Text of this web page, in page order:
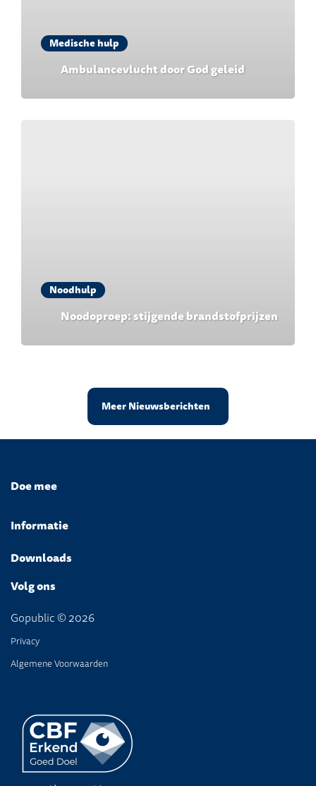
Medische hulp
Ambulancevlucht door God geleid
Noodhulp
Noodoproep: stijgende brandstofprijzen
Meer Nieuwsberichten
Doe mee
Informatie
Downloads
Volg ons
Gopublic © 2026
Privacy
Algemene Voorwaarden